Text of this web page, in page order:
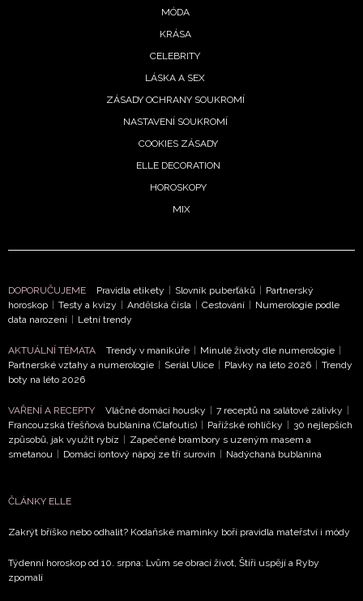
MÓDA
KRÁSA
CELEBRITY
LÁSKA A SEX
ZÁSADY OCHRANY SOUKROMÍ
NASTAVENÍ SOUKROMÍ
COOKIES ZÁSADY
ELLE DECORATION
HOROSKOPY
MIX
DOPORUČUJEME Pravidla etikety | Slovník puberťáků | Partnerský
horoskop | Testy a kvízy | Andělská čísla | Cestování | Numerologie podle
data narození | Letní trendy
AKTUÁLNÍ TÉMATA Trendy v manikúře | Minulé životy dle numerologie |
Partnerské vztahy a numerologie | Seriál Ulice | Plavky na léto 2026 | Trendy
boty na léto 2026
VAŘENÍ A RECEPTY Vláčné domácí housky | 7 receptů na salátové zálivky |
Francouzská třešňová bublanina (Clafoutis) | Pařížské rohlíčky | 30 nejlepších
způsobů, jak využít rybíz | Zapečené brambory s uzeným masem a
smetanou | Domácí iontový nápoj ze tří surovin | Nadýchaná bublanina
ČLÁNKY ELLE
Zakrýt bříško nebo odhalit? Kodaňské maminky boří pravidla mateřství i módy
Týdenní horoskop od 10. srpna: Lvům se obrací život, Štíři uspějí a Ryby
zpomalí